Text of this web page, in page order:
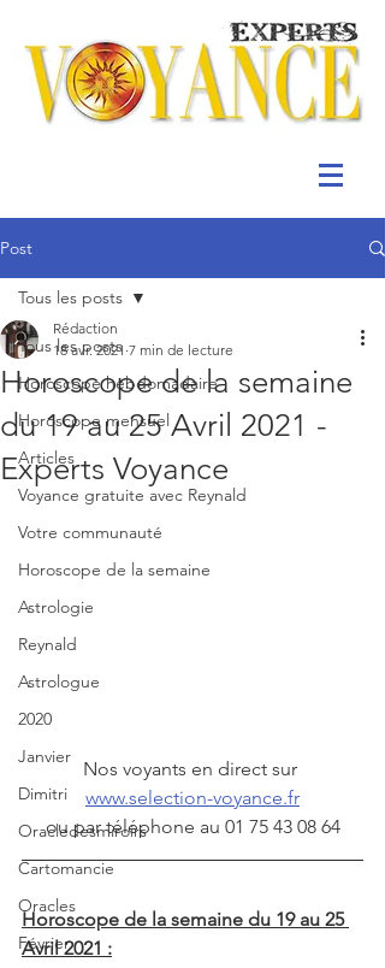
Post
Tous les posts
Horoscope hebdomadaire
Horoscope mensuel
Articles
Voyance gratuite avec Reynald
Votre communauté
Horoscope de la semaine
Astrologie
Reynald
Astrologue
2020
Janvier
Dimitri
Oracledesmiroirs
Cartomancie
Oracles
Février
Tous les posts
Horoscope de la semaine
du 19 au 25 Avril 2021 -
Experts Voyance
Rédaction
18 avr. 2021 7 min de lecture
Nos voyants en direct sur
www.selection-voyance.fr
ou par téléphone au 01 75 43 08 64
Horoscope de la semaine du 19 au 25
Avril 2021 :